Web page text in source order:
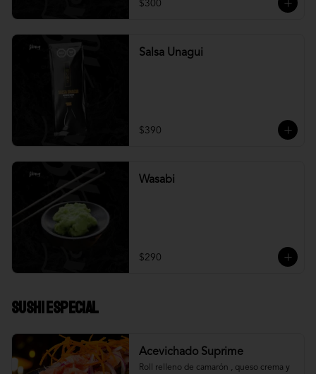
$300
Salsa Unagui
$390
Wasabi
$290
Sushi Especial
Acevichado Suprime
Roll relleno de camarón , queso crema y